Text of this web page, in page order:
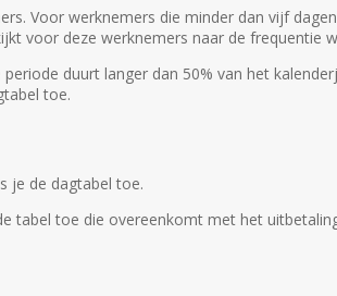
Voor werknemers die minder dan vijf
voor deze werknemers naar de frequentie
duurt langer dan 50% van het
toe.
je de dagtabel toe.
tabel toe die overeenkomt met het